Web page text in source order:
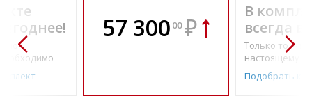
по-
57 300 00 ₽
В
всегда
Только то, что
настоящему
Подобрать